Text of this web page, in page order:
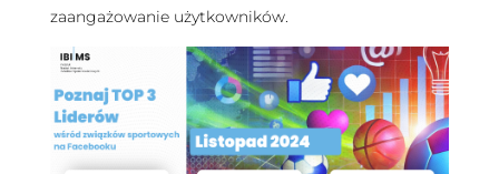
zaangażowanie użytkowników.